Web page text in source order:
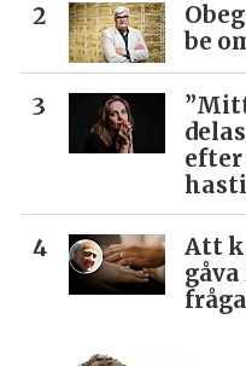
be
efter
Att